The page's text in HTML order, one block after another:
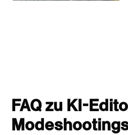
FAQ zu KI-